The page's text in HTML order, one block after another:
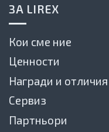
ЗА LIREX
Кои сме ние
Ценности
Награди и отличия
Сервиз
Партньори